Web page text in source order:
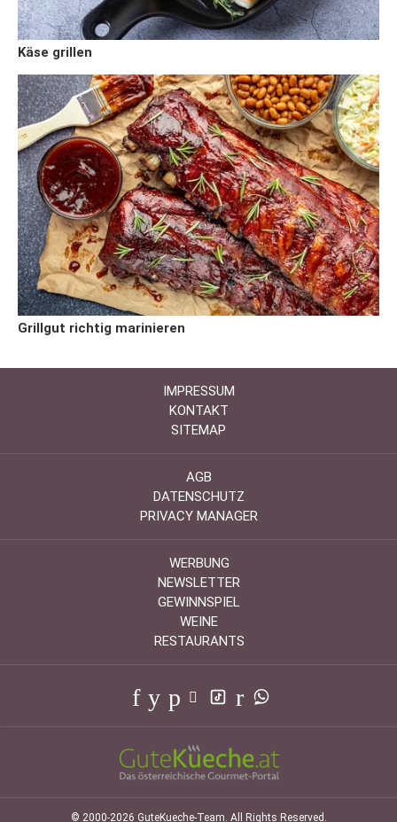
Käse grillen
Grillgut richtig marinieren
IMPRESSUM
KONTAKT
SITEMAP
AGB
DATENSCHUTZ
PRIVACY MANAGER
WERBUNG
NEWSLETTER
GEWINNSPIEL
WEINE
RESTAURANTS
© 2000-2026 GuteKueche-Team. All Rights Reserved.